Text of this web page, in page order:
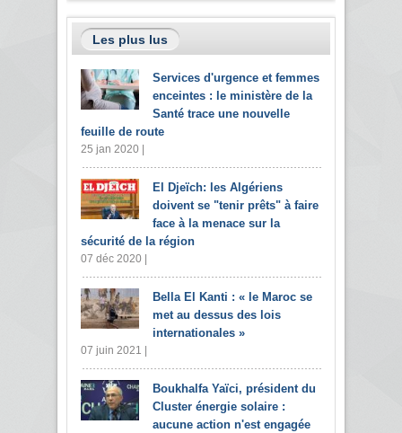
Les plus lus
Services d'urgence et femmes
enceintes : le ministère de la
Santé trace une nouvelle
feuille de route
25 jan 2020 |
El Djeïch: les Algériens
doivent se "tenir prêts" à faire
face à la menace sur la
sécurité de la région
07 déc 2020 |
Bella El Kanti : « le Maroc se
met au dessus des lois
internationales »
07 juin 2021 |
Boukhalfa Yaïci, président du
Cluster énergie solaire :
aucune action n'est engagée